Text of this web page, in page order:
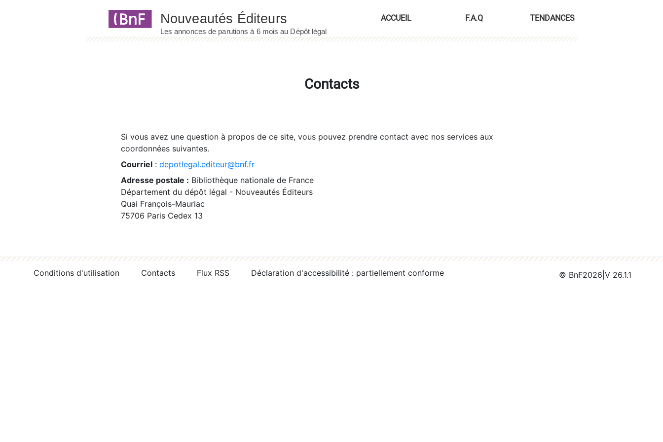
ACCUEIL F.A.Q TENDANCES
Contacts
Si vous avez une question à propos de ce site, vous pouvez prendre contact avec nos services aux
coordonnées suivantes.
Courriel : depotlegal.editeur@bnf.fr
Adresse postale : Bibliothèque nationale de France
Département du dépôt légal - Nouveautés Éditeurs
Quai François-Mauriac
75706 Paris Cedex 13
Conditions d'utilisation Contacts Flux RSS Déclaration d'accessibilité : partiellement conforme © BnF2026 V 26.1.1